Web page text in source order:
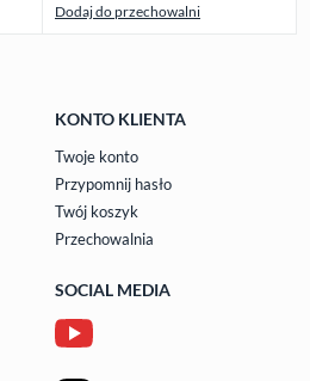
Dodaj do przechowalni
KONTO KLIENTA
Twoje konto
Przypomnij hasło
Twój koszyk
Przechowalnia
SOCIAL MEDIA